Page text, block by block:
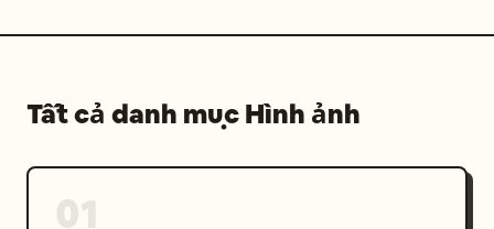
Tất cả danh mục Hình ảnh